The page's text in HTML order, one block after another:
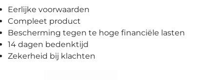
Eerlijke voorwaarden
Compleet product
Bescherming tegen te hoge financiële lasten
14 dagen bedenktijd
Zekerheid bij klachten